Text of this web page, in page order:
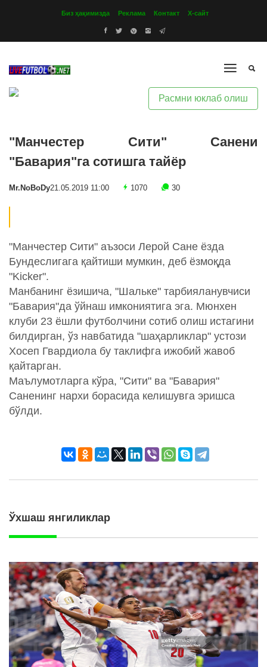
Биз ҳақимизда Реклама Контакт Х-сайт
Расмни юклаб олиш
"Манчестер Сити" Санени
"Бавария"га сотишга тайёр
Mr.NoBoDy21.05.2019 11:00 1070 30
"Манчестер Сити" аъзоси Лерой Сане ёзда
Бундеслигага қайтиши мумкин, деб ёзмоқда
"Kicker".
Манбанинг ёзишича, "Шальке" тарбияланувчиси
"Бавария"да ўйнаш имкониятига эга. Мюнхен
клуби 23 ёшли футболчини сотиб олиш истагини
билдирган, ўз навбатида "шаҳарликлар" устози
Хосеп Гвардиола бу таклифга ижобий жавоб
қайтарган.
Маълумотларга кўра, "Сити" ва "Бавария"
Саненинг нархи борасида келишувга эришса
бўлди.
Ўхшаш янгиликлар